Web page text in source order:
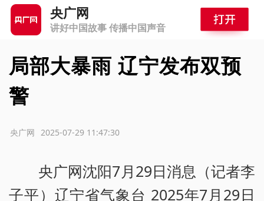
央广网
讲好中国故事 传播中国声音
局部大暴雨 辽宁发布双预
警
2025-07-29 11:47:30
央广网
央广网沈阳7月29日消息（记者李
子平）辽宁省气象台 2025年7月29日